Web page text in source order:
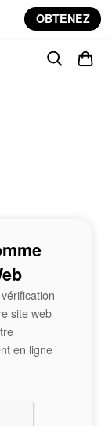
OBTENEZ
site web
en ligne